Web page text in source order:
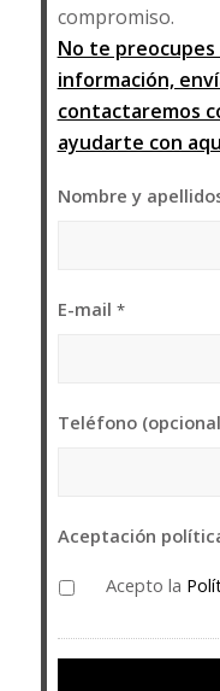
compromiso.
No te
información,
contactaremos
ayudarte con
Nombre y
E-mail *
Teléfono
Aceptación
Acepto la